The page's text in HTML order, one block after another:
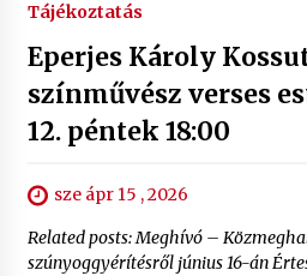
Tájékoztatás
Eperjes Károly
színművész verses
12. péntek 18:00
sze ápr 15 , 2026
Related posts: Meghívó –
szúnyoggyérítésről június 16-án